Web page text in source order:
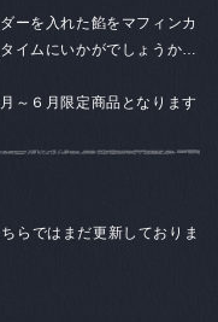
ーを入れた餡をマフィンカ
イムにいかがでしょうか…
～６月限定商品となります
らではまだ更新しておりま